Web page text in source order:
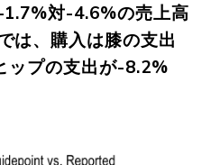
対-4.6%の売上高
は、購入は膝の支出
プの支出が-8.2%